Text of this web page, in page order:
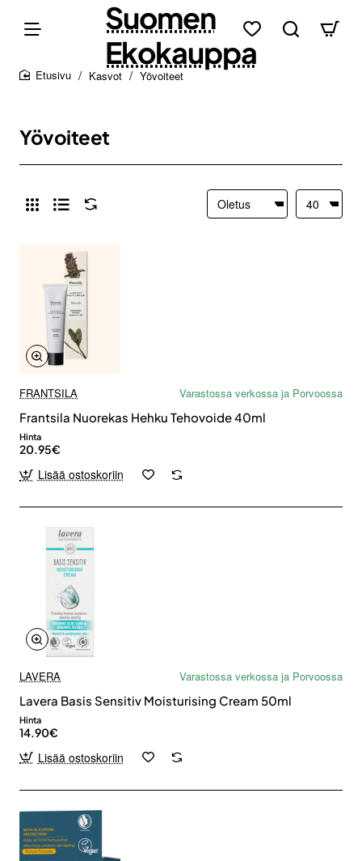
Suomen
Ekokauppa
Kasvot Yövoiteet
Yövoiteet
FRANTSILA
Varastossa verkossa ja Porvoossa
Frantsila Nuorekas Hehku Tehovoide 40ml
Hinta
20.95€
Lisää ostoskoriin
LAVERA
Varastossa verkossa ja Porvoossa
Lavera Basis Sensitiv Moisturising Cream 50ml
Hinta
14.90€
Lisää ostoskoriin